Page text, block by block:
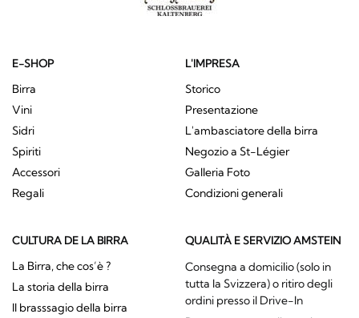
E-SHOP
Birra
Vini
Sidri
Spiriti
Accessori
Regali
L'IMPRESA
Storico
Presentazione
L'ambasciatore della birra
Negozio a St-Légier
Galleria Foto
Condizioni generali
CULTURA DE LA BIRRA
La Birra, che cos’è ?
La storia della birra
Il brasssagio della birra
QUALITÀ E SERVIZIO AMSTEIN
Consegna a domicilio (solo in
tutta la Svizzera) o ritiro degli
ordini presso il Drive-In